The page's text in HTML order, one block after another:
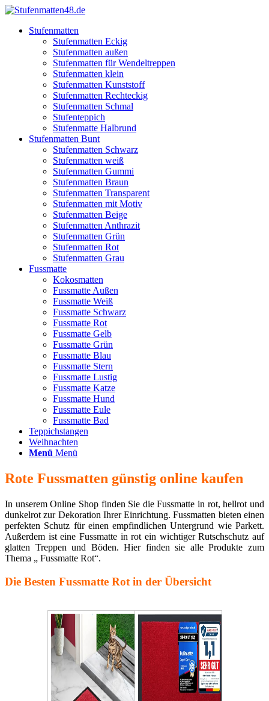
Stufenmatten
Stufenmatten Eckig
Stufenmatten außen
Stufenmatten für Wendeltreppen
Stufenmatten klein
Stufenmatten Kunststoff
Stufenmatten Rechteckig
Stufenmatten Schmal
Stufenteppich
Stufenmatte Halbrund
Stufenmatten Bunt
Stufenmatten Schwarz
Stufenmatten weiß
Stufenmatten Gummi
Stufenmatten Braun
Stufenmatten Transparent
Stufenmatten mit Motiv
Stufenmatten Beige
Stufenmatten Anthrazit
Stufenmatten Grün
Stufenmatten Rot
Stufenmatten Grau
Fussmatte
Kokosmatten
Fussmatte Außen
Fussmatte Weiß
Fussmatte Schwarz
Fussmatte Rot
Fussmatte Gelb
Fussmatte Grün
Fussmatte Blau
Fussmatte Stern
Fussmatte Lustig
Fussmatte Katze
Fussmatte Hund
Fussmatte Eule
Fussmatte Bad
Teppichstangen
Weihnachten
Menü Menü
Rote Fussmatten günstig online kaufen
In unserem Online Shop finden Sie die Fussmatte in rot, hellrot und
dunkelrot zur Dekoration Ihrer Einrichtung. Fussmatten bieten einen
perfekten Schutz für einen empfindlichen Untergrund wie Parkett.
Außerdem ist eine Fussmatte in rot ein wichtiger Rutschschutz auf
glatten Treppen und Böden. Hier finden sie alle Produkte zum
Thema „ Fussmatte Rot“.
Die Besten Fussmatte Rot in der Übersicht